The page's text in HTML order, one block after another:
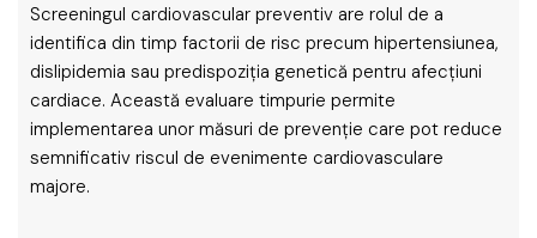
Screeningul cardiovascular preventiv are rolul de a
identifica din timp factorii de risc precum hipertensiunea,
dislipidemia sau predispoziția genetică pentru afecțiuni
cardiace. Această evaluare timpurie permite
implementarea unor măsuri de prevenție care pot reduce
semnificativ riscul de evenimente cardiovasculare
majore.